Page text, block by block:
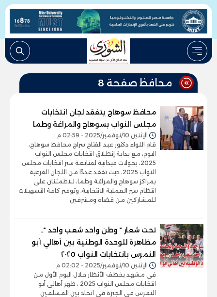
محافظ صفحة 8
محافظ سوهاج يتفقد لجان انتخابات
مجلس النواب بسوهاج والمراغة وطما
الإثنين 10/نوفمبر/2025 - 02:59 م
قام اللواء دكتور عبد الفتاح سراج محافظ سوهاج،
اليوم، مع بداية إنطلاق انتخابات مجلس النواب
2025، بجولات ميدانية لمتابعة سير انتخابات مجلس
النواب 2025، حيث تفقد عددًا من اللجان الفرعية
بمراكز سوهاج والمراغة وطما، للاطمئنان على
انتظام سير العملية الانتخابية، وتوفير كافة التسهيلات
للمشاركين من قضاة ومشرفين
تحت شعار " وطن واحد شعب واحد "..
مظاهرة للوحدة الوطنية بين أهالي أبو
النمرس بانتخابات النواب ٢٠٢٥
الإثنين 10/نوفمبر/2025 - 02:02 م
فى مشهد يخطف الأنظار خلال اليوم الأول من
انتخابات مجلس النواب 2025 ، ظهر أهالى أبو
النمرس في الجيزة فى اتحاد بين المسلمين